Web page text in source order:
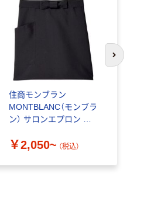
住商モンブラン
MONTBLANC（モンブラ
ン） サロンエプロン 兼
58
￥2,050~ （税込）
次のスライド